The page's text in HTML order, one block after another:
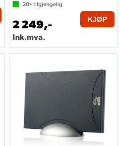
20+tilgjengelig
2 249,-
Ink.mva.
KJØP